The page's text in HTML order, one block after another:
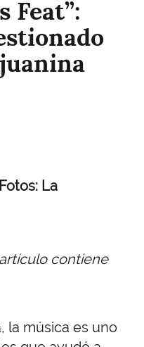
Feat”:
Fotos: La
contiene
la música es uno